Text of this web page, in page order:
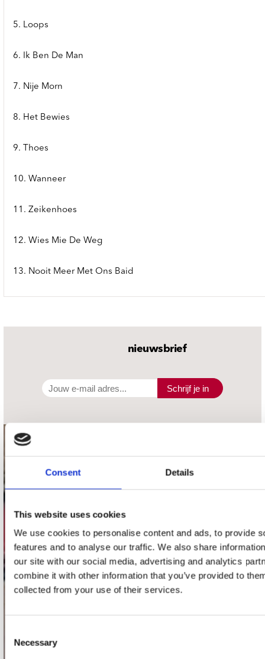
Consent Details
This website uses cookies
We use cookies to personalise content and ads, to provide
features and to analyse our traffic. We also share
our site with our social media, advertising and analytics
combine it with other information that you’ve provided to
collected from your use of their services.
Selection
Necessary
5. Loops
6. Ik Ben De Man
7. Nije Morn
8. Het Bewies
9. Thoes
10. Wanneer
11. Zeikenhoes
12. Wies Mie De Weg
13. Nooit Meer Met Ons Baid
nieuwsbrief
Schrijf je in
Stuur ons een e-mail
Adres
Concerto Recordstore
Utrechtsestraat 52-60
1017 VP Amsterdam